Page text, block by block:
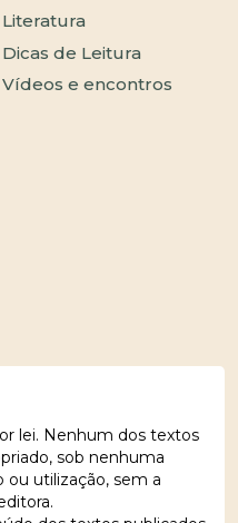
Literatura
Dicas de Leitura
Vídeos e encontros
lei. Nenhum dos textos
sob nenhuma
utilização, sem a